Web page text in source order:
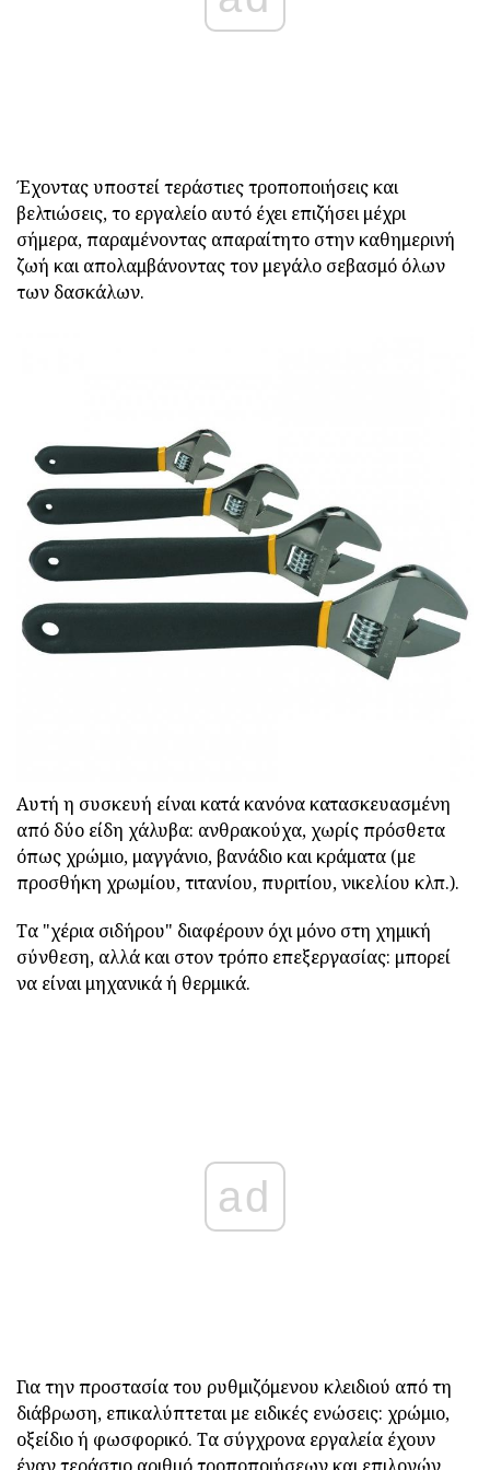
Έχοντας υποστεί τεράστιες τροποποιήσεις και
βελτιώσεις, το εργαλείο αυτό έχει επιζήσει μέχρι
σήμερα, παραμένοντας απαραίτητο στην καθημερινή
ζωή και απολαμβάνοντας τον μεγάλο σεβασμό όλων
των δασκάλων.
Αυτή η συσκευή είναι κατά κανόνα κατασκευασμένη
από δύο είδη χάλυβα: ανθρακούχα, χωρίς πρόσθετα
όπως χρώμιο, μαγγάνιο, βανάδιο και κράματα (με
προσθήκη χρωμίου, τιτανίου, πυριτίου, νικελίου κλπ.).
Τα "χέρια σιδήρου" διαφέρουν όχι μόνο στη χημική
σύνθεση, αλλά και στον τρόπο επεξεργασίας: μπορεί
να είναι μηχανικά ή θερμικά.
ad
Για την προστασία του ρυθμιζόμενου κλειδιού από τη
διάβρωση, επικαλύπτεται με ειδικές ενώσεις: χρώμιο,
οξείδιο ή φωσφορικό. Τα σύγχρονα εργαλεία έχουν